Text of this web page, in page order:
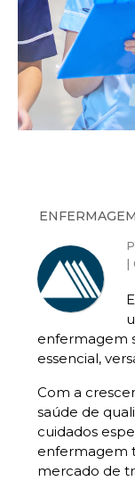
ENFERMAGEM
|
enfermagem
essencial,
Com a
saúde de
cuidados
enfermagem
mercado de